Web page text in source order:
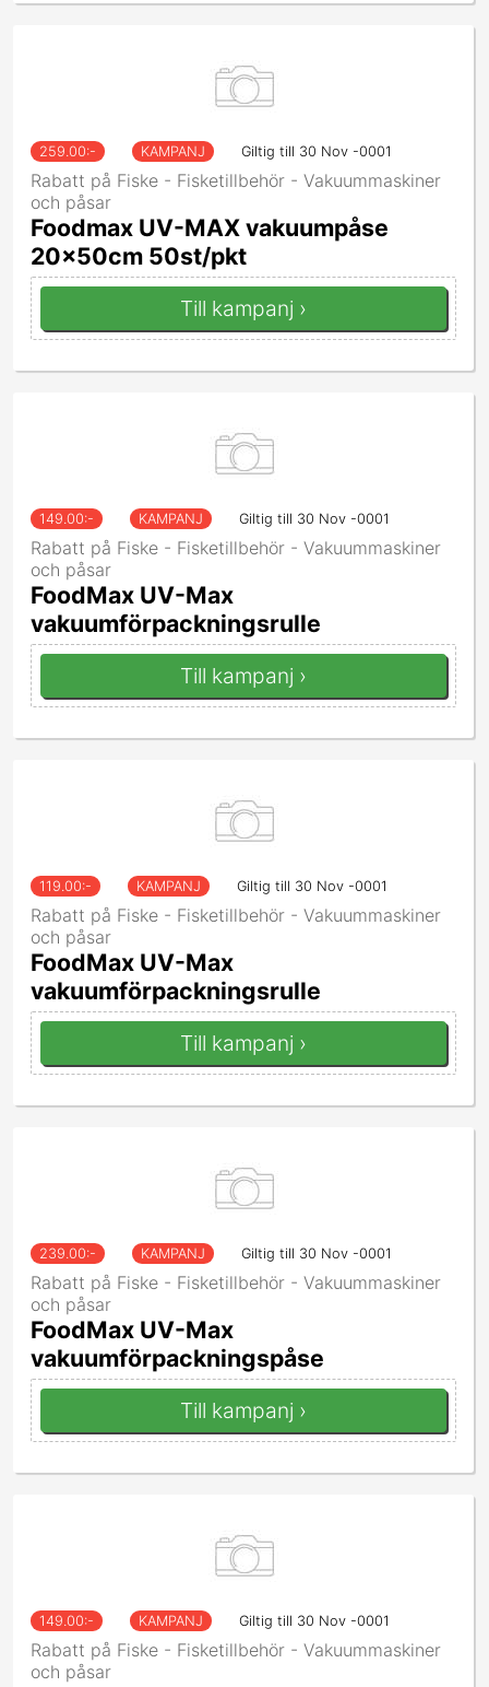
259.00:- KAMPANJ Giltig till 30 Nov -0001
Rabatt på Fiske - Fisketillbehör - Vakuummaskiner
och påsar
Foodmax UV-MAX vakuumpåse
20x50cm 50st/pkt
Till kampanj ›
149.00:- KAMPANJ Giltig till 30 Nov -0001
Rabatt på Fiske - Fisketillbehör - Vakuummaskiner
och påsar
FoodMax UV-Max
vakuumförpackningsrulle
Till kampanj ›
119.00:- KAMPANJ Giltig till 30 Nov -0001
Rabatt på Fiske - Fisketillbehör - Vakuummaskiner
och påsar
FoodMax UV-Max
vakuumförpackningsrulle
Till kampanj ›
239.00:- KAMPANJ Giltig till 30 Nov -0001
Rabatt på Fiske - Fisketillbehör - Vakuummaskiner
och påsar
FoodMax UV-Max
vakuumförpackningspåse
Till kampanj ›
149.00:- KAMPANJ Giltig till 30 Nov -0001
Rabatt på Fiske - Fisketillbehör - Vakuummaskiner
och påsar